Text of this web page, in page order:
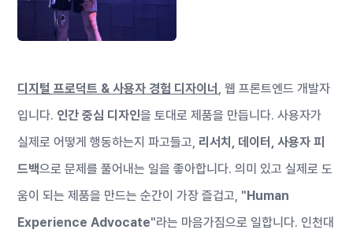
디지털 프로덕트 & 사용자 경험 디자이너 ,웹 프론트엔드 개발자
입니다. 인간 중심 디자인을 토대로 제품을 만듭니다. 사용자가
실제로 어떻게 행동하는지 파고들고, 리서치, 데이터, 사용자 피
드백으로 문제를 풀어내는 일을 좋아합니다. 의미 있고 실제로 도
움이 되는 제품을 만드는 순간이 가장 즐겁고, "Human
Experience Advocate"라는 마음가짐으로 일합니다. 인천대